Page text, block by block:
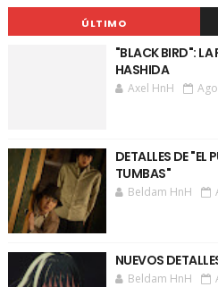
ÚLTIMO
"BLACK BIRD": LA
HASHIDA
Axel HnH
DETALLES DE "EL
TUMBAS"
Beldam HnH
NUEVOS
Beldam HnH